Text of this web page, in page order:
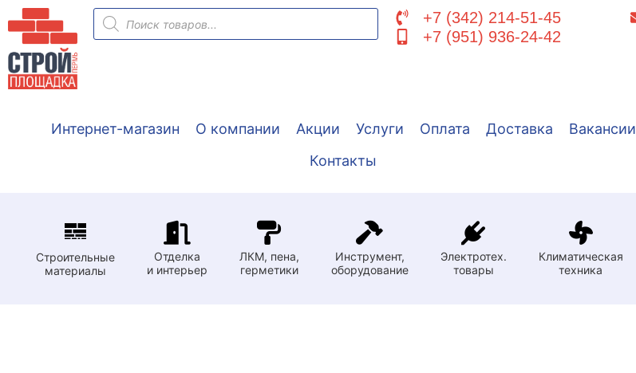
Перейти
содержимому
Поиск
товаров
+7 (342) 214-51-45
+7 (951) 936-24-42
Интернет-магазин О компании Акции Услуги Оплата Доставка
Вакансии
Контакты
Строительные
материалы
Отделка
и интерьер
ЛКМ, пена,
герметики
Инструмент,
оборудование
Электротех.
товары
Климатическая
техника